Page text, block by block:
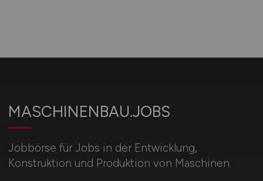
MASCHINENBAU.JOBS
Jobbörse für Jobs in der Entwicklung,
Konstruktion und Produktion von Maschinen.